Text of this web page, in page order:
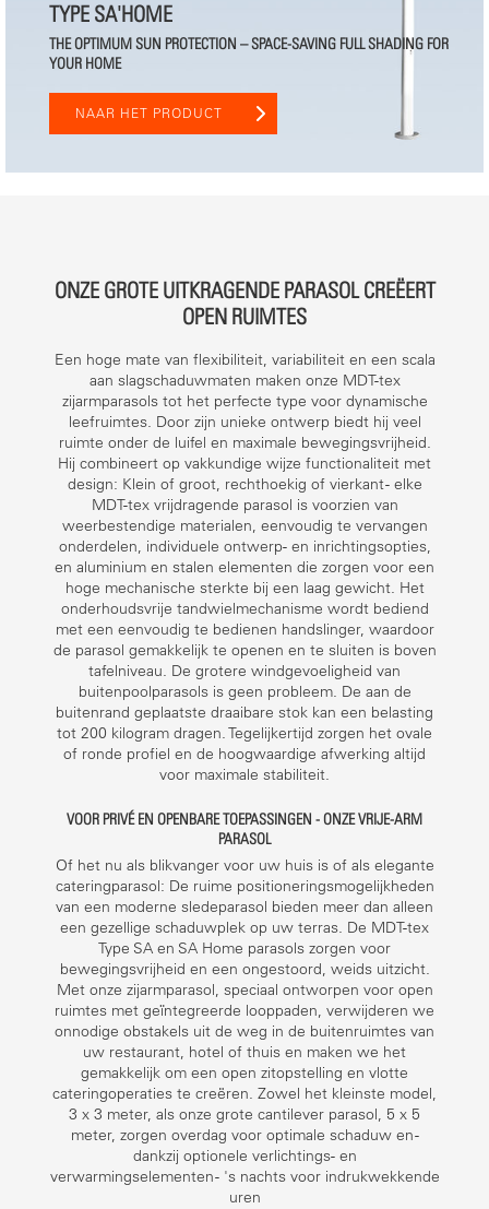
TYPE SA'HOME
THE OPTIMUM SUN PROTECTION – SPACE-SAVING FULL SHADING FOR
YOUR HOME
NAAR HET PRODUCT
ONZE GROTE UITKRAGENDE PARASOL CREËERT
OPEN RUIMTES
Een hoge mate van flexibiliteit, variabiliteit en een scala
aan slagschaduwmaten maken onze MDT-tex
zijarmparasols tot het perfecte type voor dynamische
leefruimtes. Door zijn unieke ontwerp biedt hij veel
ruimte onder de luifel en maximale bewegingsvrijheid.
Hij combineert op vakkundige wijze functionaliteit met
design: Klein of groot, rechthoekig of vierkant - elke
MDT-tex vrijdragende parasol is voorzien van
weerbestendige materialen, eenvoudig te vervangen
onderdelen, individuele ontwerp- en inrichtingsopties,
en aluminium en stalen elementen die zorgen voor een
hoge mechanische sterkte bij een laag gewicht. Het
onderhoudsvrije tandwielmechanisme wordt bediend
met een eenvoudig te bedienen handslinger, waardoor
de parasol gemakkelijk te openen en te sluiten is boven
tafelniveau. De grotere windgevoeligheid van
buitenpoolparasols is geen probleem. De aan de
buitenrand geplaatste draaibare stok kan een belasting
tot 200 kilogram dragen. Tegelijkertijd zorgen het ovale
of ronde profiel en de hoogwaardige afwerking altijd
voor maximale stabiliteit.
VOOR PRIVÉ EN OPENBARE TOEPASSINGEN - ONZE VRIJE-ARM
PARASOL
Of het nu als blikvanger voor uw huis is of als elegante
cateringparasol: De ruime positioneringsmogelijkheden
van een moderne sledeparasol bieden meer dan alleen
een gezellige schaduwplek op uw terras. De MDT-tex
Type SA en SA Home parasols zorgen voor
bewegingsvrijheid en een ongestoord, weids uitzicht.
Met onze zijarmparasol, speciaal ontworpen voor open
ruimtes met geïntegreerde looppaden, verwijderen we
onnodige obstakels uit de weg in de buitenruimtes van
uw restaurant, hotel of thuis en maken we het
gemakkelijk om een open zitopstelling en vlotte
cateringoperaties te creëren. Zowel het kleinste model,
3 x 3 meter, als onze grote cantilever parasol, 5 x 5
meter, zorgen overdag voor optimale schaduw en -
dankzij optionele verlichtings- en
verwarmingselementen - 's nachts voor indrukwekkende
uren